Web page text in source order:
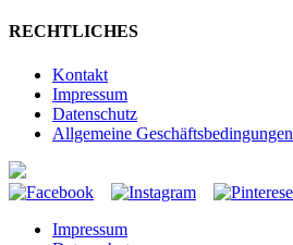
RECHTLICHES
Kontakt
Impressum
Datenschutz
Allgemeine Geschäftsbedingungen
Impressum